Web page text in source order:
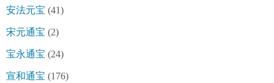
安法元宝 (41)
宋元通宝 (2)
宝永通宝 (24)
宣和通宝 (176)